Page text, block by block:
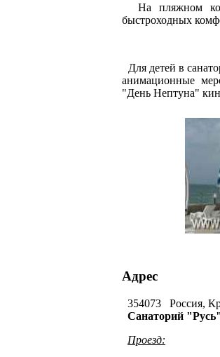
На пляжном
быстроходных
Для детей в
анимационные
"День Нептуна"
Адрес
354073 Россия,
Санаторий
Проезд: